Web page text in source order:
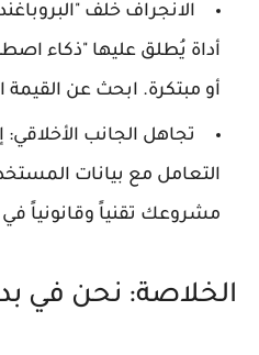
الانجراف خلف
أداة يُطلق عليها "ذكاء
أو مبتكرة. ابحث عن القيمة
تجاهل الجانب الأخلاقي:
التعامل مع بيانات
مشروعك تقنياً وقانونياً
الخلاصة: نحن في